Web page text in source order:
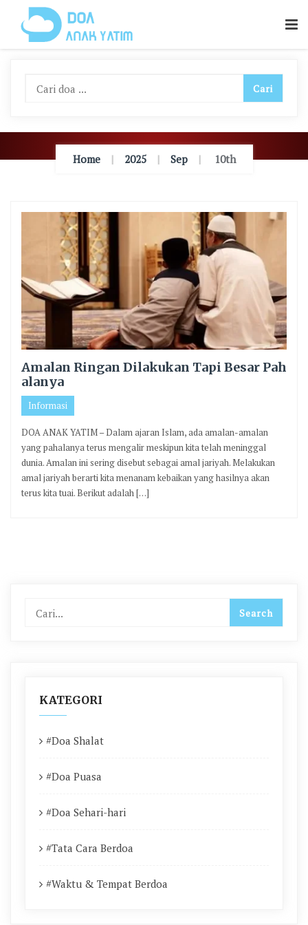
Content
Home 2025 Sep 10th
Amalan Ringan Dilakukan Tapi Besar Pah
alanya
Informasi
DOA ANAK YATIM – Dalam ajaran Islam, ada amalan-amalan
yang pahalanya terus mengalir meskipun kita telah meninggal
dunia. Amalan ini sering disebut sebagai amal jariyah. Melakukan
amal jariyah berarti kita menanam kebaikan yang hasilnya akan
terus kita tuai. Berikut adalah […]
KATEGORI
#Doa Shalat
#Doa Puasa
#Doa Sehari-hari
#Tata Cara Berdoa
#Waktu & Tempat Berdoa